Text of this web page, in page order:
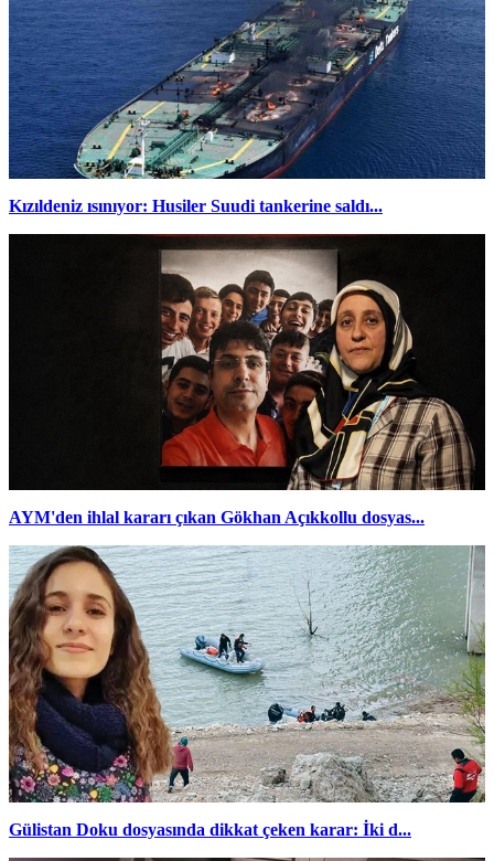
Kızıldeniz ısınıyor: Husiler Suudi tankerine saldı...
AYM'den ihlal kararı çıkan Gökhan Açıkkollu dosyas...
Gülistan Doku dosyasında dikkat çeken karar: İki d...